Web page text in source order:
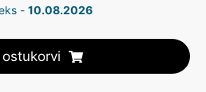
- 10.08.2026